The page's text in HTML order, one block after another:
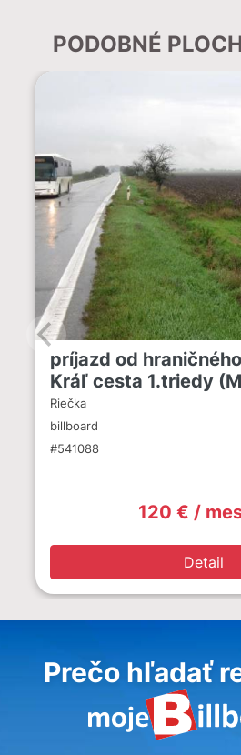
PODOBNÉ
príjazd od
Kráľ cesta 1.triedy
Riečka
billboard
#541088
120 € /
Detail
Prečo hľadať